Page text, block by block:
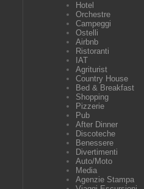
Hotel
Orchestre
Campeggi
Ostelli
Airbnb
Ristoranti
IAT
Agriturist
Country House
Bed & Breakfast
Shopping
Pizzerie
Pub
After Dinner
Discoteche
Benessere
Divertimenti
Auto/Moto
Media
Agenzie Stampa